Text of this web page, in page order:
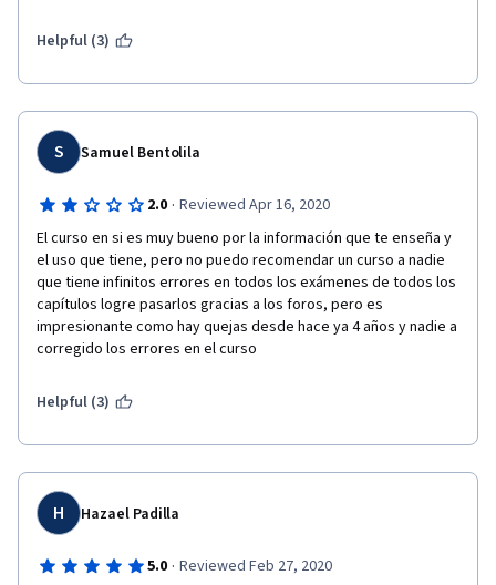
Helpful (3)
S Samuel Bentolila
2.0 · Reviewed Apr 16, 2020
El curso en si es muy bueno por la información que te enseña y
el uso que tiene, pero no puedo recomendar un curso a nadie
que tiene infinitos errores en todos los exámenes de todos los
capítulos logre pasarlos gracias a los foros, pero es
impresionante como hay quejas desde hace ya 4 años y nadie a
corregido los errores en el curso
Helpful (3)
H Hazael Padilla
5.0 · Reviewed Feb 27, 2020